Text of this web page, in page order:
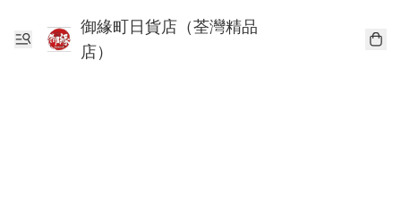
御緣町日貨店（荃灣精品
店）